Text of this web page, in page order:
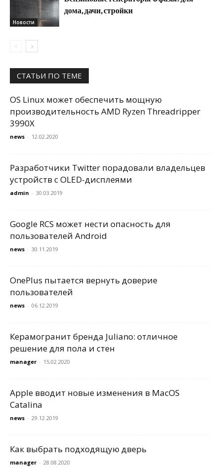
Новости
дома, дачи, стройки
СТАТЬИ ПО ТЕМЕ
OS Linux может обеспечить мощную
производительность AMD Ryzen Threadripper
3990X
news - 12.02.2020
Разработчики Twitter порадовали владельцев
устройств с OLED-дисплеями
admin - 30.03.2019
Google RCS может нести опасность для
пользователей Android
news - 30.11.2019
OnePlus пытается вернуть доверие
пользователей
news - 06.12.2019
Керамогранит бренда Juliano: отличное
решение для пола и стен
manager - 15.02.2020
Apple вводит новые изменения в MacOS
Catalina
news - 29.12.2019
Как выбрать подходящую дверь
manager - 28.08.2020